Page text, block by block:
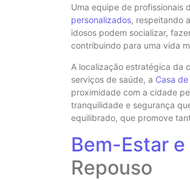
Uma equipe de profissionais
personalizados, respeitando
idosos podem socializar,
contribuindo para uma vida
A localização estratégica da
serviços de saúde, a Casa
proximidade com a cidade
tranquilidade e segurança
equilibrado, que promove
Bem-Estar
Repouso